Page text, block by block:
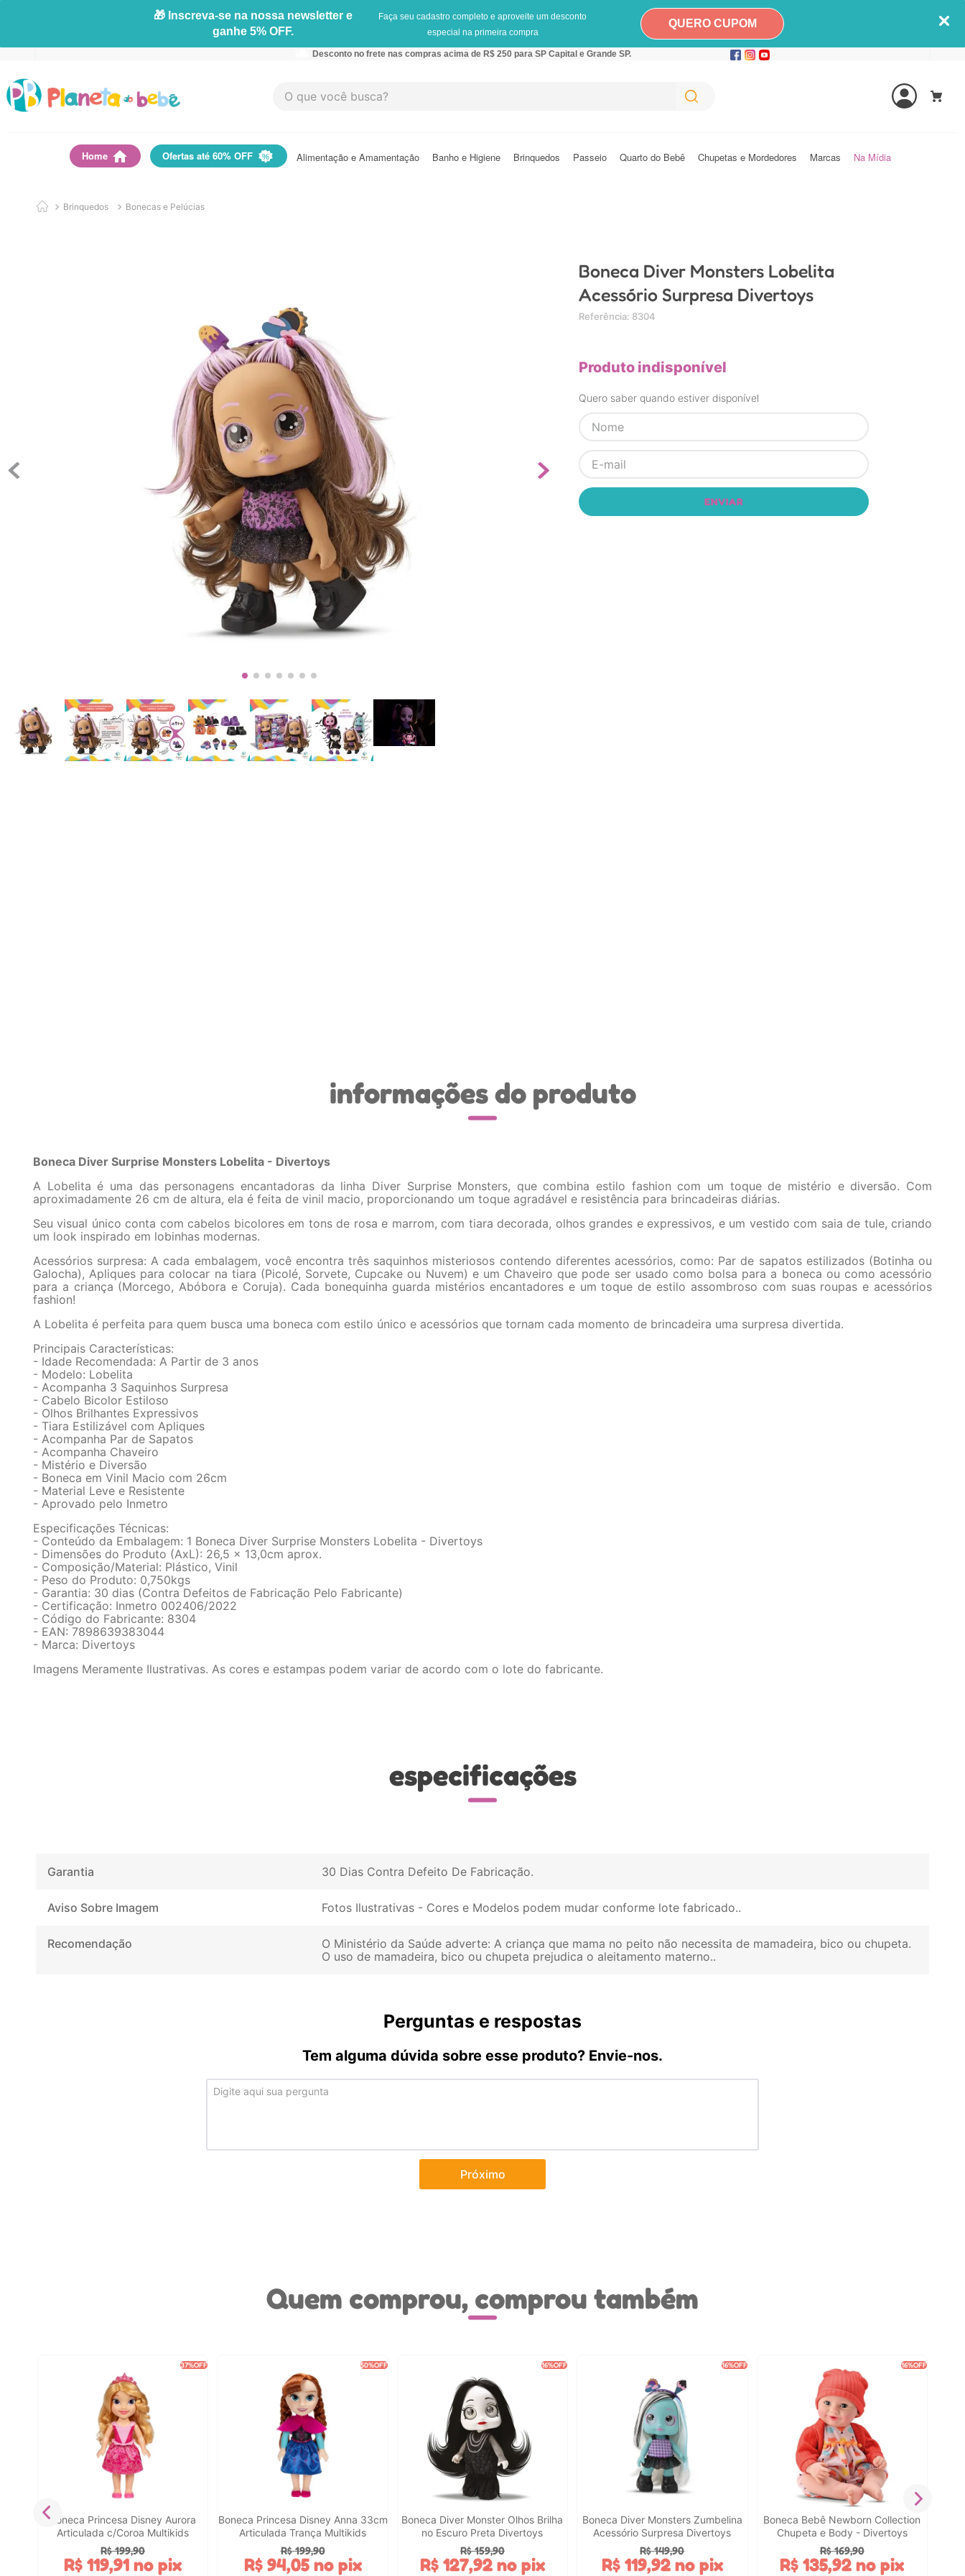
🎁 Inscreva-se na nossa newsletter e
ganhe 5% OFF.
Faça seu cadastro completo e aproveite um desconto
especial na primeira compra
QUERO CUPOM
Desconto no frete nas compras acima de R$ 250 para SP Capital e Grande SP.
O que você busca?
Home Ofertas até 60% OFF Alimentação e Amamentação Banho e Higiene Brinquedos Passeio Quarto do Bebê Chupetas e Mordedores Marcas Na Mídia
Brinquedos Bonecas e Pelúcias
Boneca Diver Monsters Lobelita
Acessório Surpresa Divertoys
Referência: 8304
Produto indisponível
Quero saber quando estiver disponível
ENVIAR
informações do produto
Boneca Diver Surprise Monsters Lobelita - Divertoys
A Lobelita é uma das personagens encantadoras da linha Diver Surprise Monsters, que combina estilo fashion com um toque de mistério e diversão. Com
aproximadamente 26 cm de altura, ela é feita de vinil macio, proporcionando um toque agradável e resistência para brincadeiras diárias.​
Seu visual único conta com cabelos bicolores em tons de rosa e marrom, com tiara decorada, olhos grandes e expressivos, e um vestido com saia de tule, criando
um look inspirado em lobinhas modernas.​
Acessórios surpresa: A cada embalagem, você encontra três saquinhos misteriosos contendo diferentes acessórios, como: Par de sapatos estilizados (Botinha ou
Galocha), Apliques para colocar na tiara (Picolé, Sorvete, Cupcake ou Nuvem) e um Chaveiro que pode ser usado como bolsa para a boneca ou como acessório
para a criança (Morcego, Abóbora e Coruja)​. Cada bonequinha guarda mistérios encantadores e um toque de estilo assombroso com suas roupas e acessórios
fashion!
A Lobelita é perfeita para quem busca uma boneca com estilo único e acessórios que tornam cada momento de brincadeira uma surpresa divertida.
Principais Características:
- Idade Recomendada: A Partir de 3 anos
- Modelo: Lobelita
- Acompanha 3 Saquinhos Surpresa
- Cabelo Bicolor Estiloso
- Olhos Brilhantes Expressivos
- Tiara Estilizável com Apliques
- Acompanha Par de Sapatos
- Acompanha Chaveiro
- Mistério e Diversão
- Boneca em Vinil Macio com 26cm
- Material Leve e Resistente
- Aprovado pelo Inmetro
Especificações Técnicas:
- Conteúdo da Embalagem: 1 Boneca Diver Surprise Monsters Lobelita - Divertoys
- Dimensões do Produto (AxL): 26,5 x 13,0cm aprox.
- Composição/Material: Plástico, Vinil
- Peso do Produto: 0,750kgs
- Garantia: 30 dias (Contra Defeitos de Fabricação Pelo Fabricante)
- Certificação: Inmetro 002406/2022
- Código do Fabricante: 8304
- EAN: 7898639383044
- Marca: Divertoys
Imagens Meramente Ilustrativas. As cores e estampas podem variar de acordo com o lote do fabricante.
especificações
Garantia 30 Dias Contra Defeito De Fabricação
Aviso Sobre Imagem Fotos Ilustrativas - Cores e Modelos podem mudar conforme lote fabricado.
Recomendação
O Ministério da Saúde adverte: A criança que mama no peito não necessita de mamadeira, bico ou chupeta.
O uso de mamadeira, bico ou chupeta prejudica o aleitamento materno.
Perguntas e respostas
Tem alguma dúvida sobre esse produto? Envie-nos.
Próximo
Quem comprou, comprou também
37%OFF
Boneca Princesa Disney Aurora
Articulada c/Coroa Multikids
R$ 199,90
R$ 119,91 no pix
50%OFF
Boneca Princesa Disney Anna 33cm
Articulada Trança Multikids
R$ 199,90
R$ 94,05no pix
16%OFF
Boneca Diver Monster Olhos Brilha
no Escuro Preta Divertoys
R$ 159,90
R$ 127,92no pix
16%OFF
Boneca Diver Monsters Zumbelina
Acessório Surpresa Divertoys
R$ 149,90
R$ 119,92no pix
16%OFF
Boneca Bebê Newborn Collection
Chupeta e Body - Divertoys
R$ 169,90
R$ 135,92 no pix